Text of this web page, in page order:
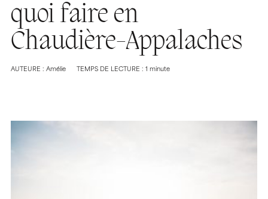
quoi faire en
Chaudière-Appalaches
AUTEURE : Amélie TEMPS DE LECTURE : 1 minute